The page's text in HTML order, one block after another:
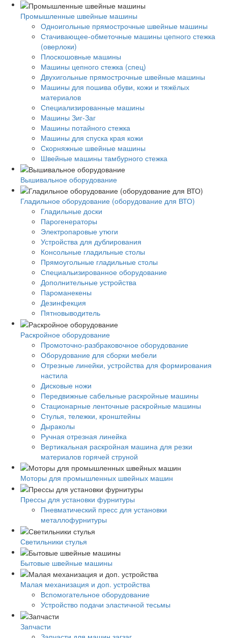
Промышленные швейные машины
Одноигольные прямострочные швейные машины
Стачивающее-обметочные машины цепного стежка
(оверлоки)
Плоскошовные машины
Машины цепного стежка (спец)
Двухигольные прямострочные швейные машины
Машины для пошива обуви, кожи и тяжёлых
материалов
Специализированные машины
Машины Зиг-Заг
Машины потайного стежка
Машины для спуска края кожи
Скорняжные швейные машины
Швейные машины тамбурного стежка
Вышивальное оборудование
Гладильное оборудование (оборудование для ВТО)
Гладильные доски
Парогенераторы
Электропаровые утюги
Устройства для дублирования
Консольные гладильные столы
Прямоугольные гладильные столы
Специальизированное оборудование
Дополнительные устройства
Пароманекены
Дезинфекция
Пятновыводитель
Раскройное оборудование
Промоточно-разбраковочное оборудование
Оборудование для сборки мебели
Отрезные линейки, устройства для формирования
настила
Дисковые ножи
Передвижные сабельные раскройные машины
Стационарные ленточные раскройные машины
Стулья, тележки, кронштейны
Дыраколы
Ручная отрезная линейка
Вертикальная раскройная машина для резки
материалов горячей струной
Моторы для промышленных швейных машин
Прессы для установки фурнитуры
Пневматический пресс для установки
металлофурнитуры
Светильники стулья
Бытовые швейные машины
Малая механизация и доп. устройства
Вспомогательное оборудование
Устройство подачи эластичной тесьмы
Запчасти